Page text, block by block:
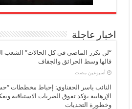
اخبار عاجلة
“لن نكرر الماضي في كل الحالات” الشعب
قالها وسط الحرائق والجفاف
‏أسبوعين مضت
النائب ياسر الحفناوي: إحباط مخططات
الإرهابية يؤكد تفوق الضربات الاستباقية
وخطورة التحديات